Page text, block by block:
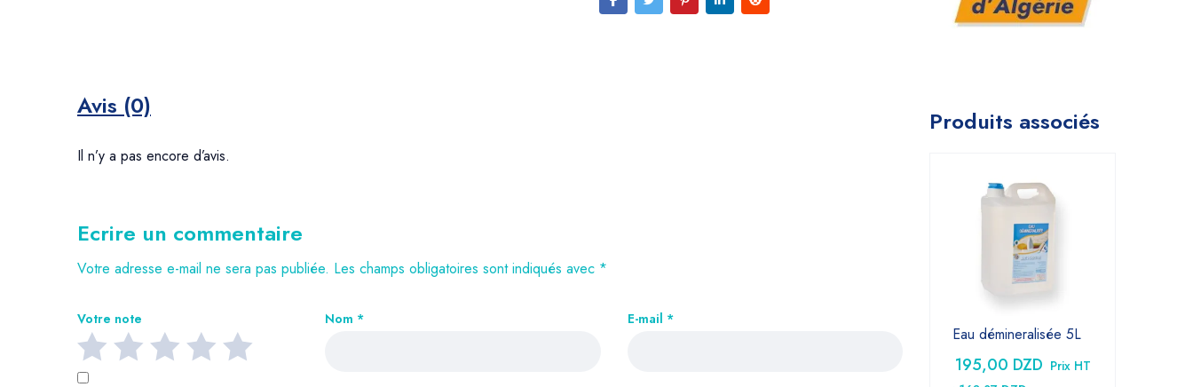
Avis (0)
Il n’y a pas encore d’avis.
Ecrire un commentaire
Votre adresse e-mail ne sera pas publiée. Les champs obligatoires sont indiqués avec *
Votre note Nom * E-mail *
Produits associés
Eau démineralisée 5L
195,00 DZD Prix HT